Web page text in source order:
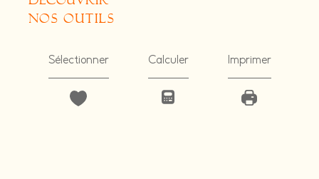
nos outils
Sélectionner Calculer Imprimer